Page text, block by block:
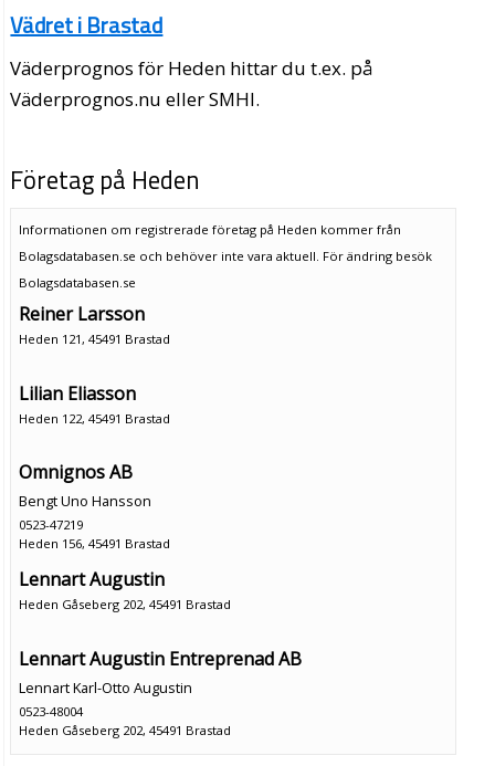
Vädret i Brastad
Väderprognos för Heden hittar du t.ex. på
Väderprognos.nu eller SMHI.
Företag på Heden
Informationen om registrerade företag på Heden kommer från
Bolagsdatabasen.se och behöver inte vara aktuell. För ändring besök
Bolagsdatabasen.se
Reiner Larsson
Heden 121, 45491 Brastad
Lilian Eliasson
Heden 122, 45491 Brastad
Omnignos AB
Bengt Uno Hansson
0523-47219
Heden 156, 45491 Brastad
Lennart Augustin
Heden Gåseberg 202, 45491 Brastad
Lennart Augustin Entreprenad AB
Lennart Karl-Otto Augustin
0523-48004
Heden Gåseberg 202, 45491 Brastad